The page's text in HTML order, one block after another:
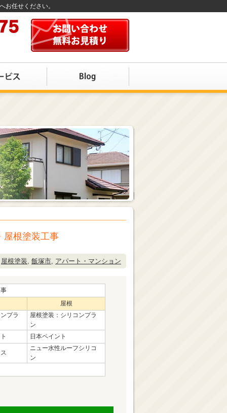
お任せください。
屋根塗装工事
屋根塗装, 飯塚市, アパート・マンション
屋根
プラ
屋根塗装：シリコンプラ
ン
日本ペイント
ニュー水性ルーフシリコ
ン